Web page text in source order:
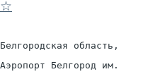
☆
Белгородская область,
Аэропорт Белгород им.